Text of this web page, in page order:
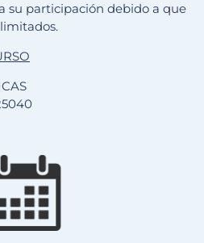
su participación debido a que